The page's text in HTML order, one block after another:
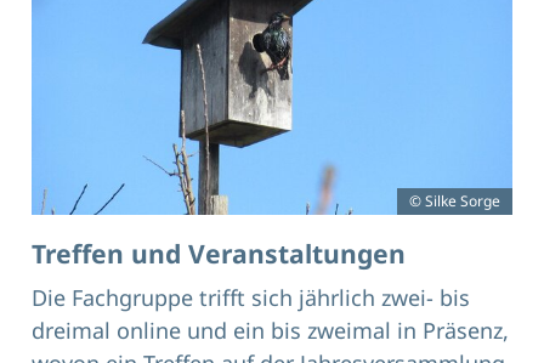
© Silke Sorge
Treffen und Veranstaltungen
Die Fachgruppe trifft sich jährlich zwei- bis
dreimal online und ein bis zweimal in Präsenz,